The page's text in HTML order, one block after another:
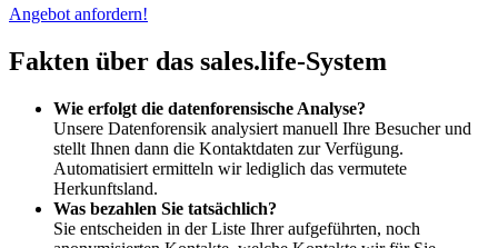
Angebot anfordern!
Fakten über das sales.life-System
Wie erfolgt die datenforensische Analyse?
Unsere Datenforensik analysiert manuell Ihre Besucher und
stellt Ihnen dann die Kontaktdaten zur Verfügung.
Automatisiert ermitteln wir lediglich das vermutete
Herkunftsland.
Was bezahlen Sie tatsächlich?
Sie entscheiden in der Liste Ihrer aufgeführten, noch